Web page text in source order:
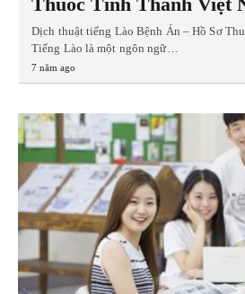
Dịch thuật tiếng Lào Bệnh Án – Hồ Sơ
Tiếng Lào là một ngôn ngữ…
7 năm ago